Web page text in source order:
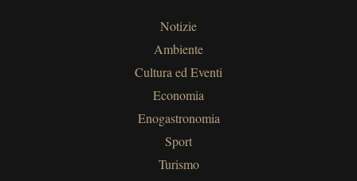
Notizie
Ambiente
Cultura ed Eventi
Economia
Enogastronomia
Sport
Turismo